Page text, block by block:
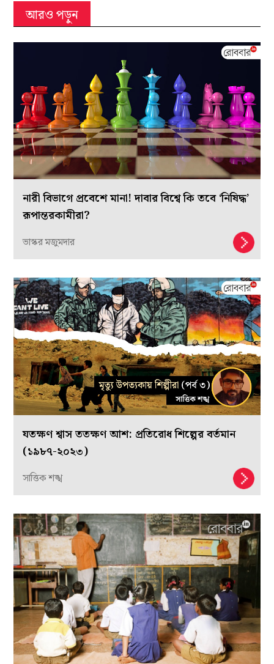
আরও পড়ুন
নারী বিভাগে প্রবেশে মানা! দাবার বিশ্বে কি তবে ‘নিষিদ্ধ’
রূপান্তরকামীরা?
ভাস্কর মজুমদার
যতক্ষণ শ্বাস ততক্ষণ আশ: প্রতিরোধ শিল্পের বর্তমান
(১৯৮৭-২০২৩)
সাত্তিক শঙ্খ